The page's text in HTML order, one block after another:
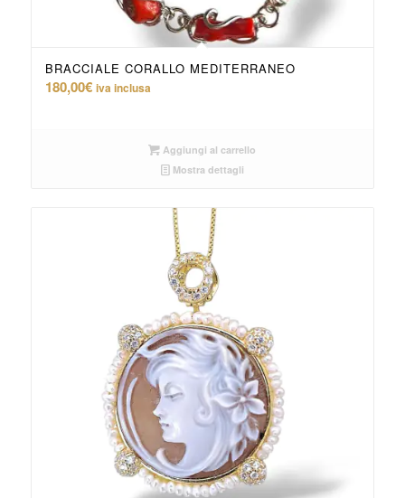
BRACCIALE CORALLO MEDITERRANEO
180,00€ iva inclusa
Aggiungi al carrello
Mostra dettagli